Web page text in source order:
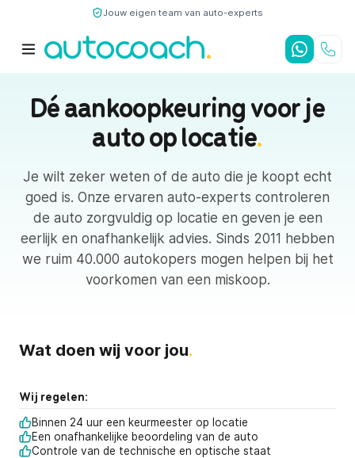
9,7/10 4,8/5
Jouw eigen team van auto-experts
Dé aankoopkeuring voor je
auto op locatie.
Je wilt zeker weten of de auto die je koopt echt
goed is. Onze ervaren auto-experts controleren
de auto zorgvuldig op locatie en geven je een
eerlijk en onafhankelijk advies. Sinds 2011 hebben
we ruim 40.000 autokopers mogen helpen bij het
voorkomen van een miskoop.
Wat doen wij voor jou.
Wij regelen:
Binnen 24 uur een keurmeester op locatie
Een onafhankelijke beoordeling van de auto
Controle van de technische en optische staat